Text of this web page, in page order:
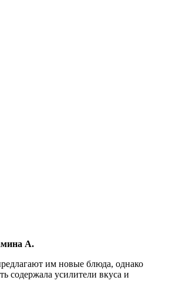
А.
им новые блюда, однако
содержала усилители вкуса и